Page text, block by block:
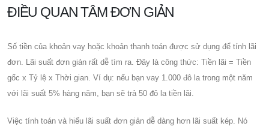
ĐIỀU QUAN TÂM ĐƠN GIẢN
Số tiền của khoản vay hoặc khoản thanh toán được sử dụng để tính lãi
đơn. Lãi suất đơn giản rất dễ tìm ra. Đây là công thức: Tiền lãi = Tiền
gốc x Tỷ lệ x Thời gian. Ví dụ: nếu bạn vay 1.000 đô la trong một năm
với lãi suất 5% hàng năm, bạn sẽ trả 50 đô la tiền lãi.
Việc tính toán và hiểu lãi suất đơn giản dễ dàng hơn lãi suất kép. Nó